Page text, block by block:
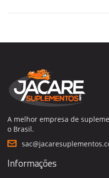
A melhor empresa de
o Brasil.
Informações